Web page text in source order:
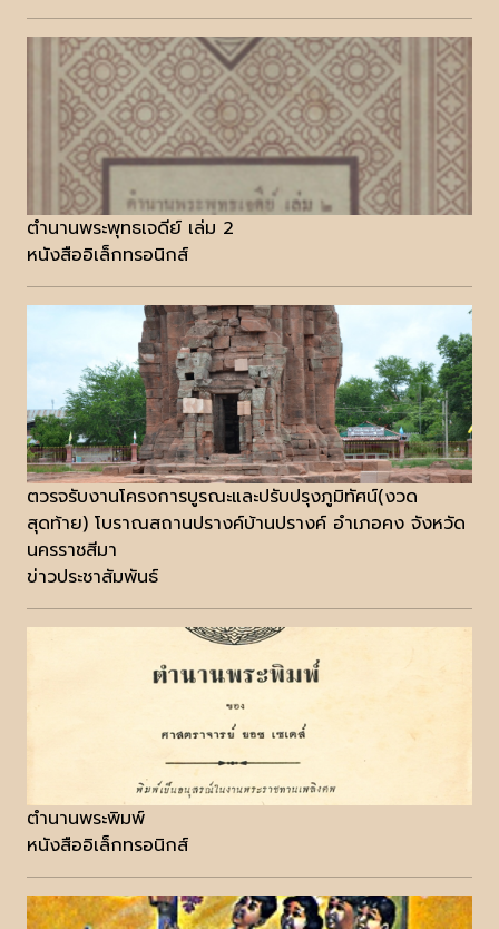
ตำนานพระพุทธเจดีย์ เล่ม 2
หนังสืออิเล็กทรอนิกส์
ตวรจรับงานโครงการบูรณะและปรับปรุงภูมิทัศน์(งวด
สุดท้าย) โบราณสถานปรางค์บ้านปรางค์ อำเภอคง จังหวัด
นครราชสีมา
ข่าวประชาสัมพันธ์
ตำนานพระพิมพ์
หนังสืออิเล็กทรอนิกส์